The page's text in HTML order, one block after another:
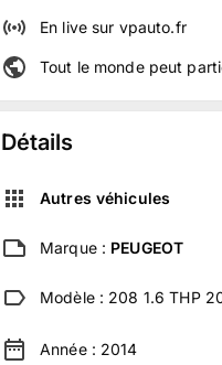
En livesur vpauto.fr
Tout le monde peut
Détails
Autres véhicules
Marque : PEUGEOT
Modèle : 208 1.6 THP
Année : 2014